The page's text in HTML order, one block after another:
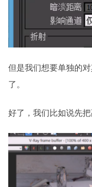
但是我们想要单独的
了。
好了，我们比如说先